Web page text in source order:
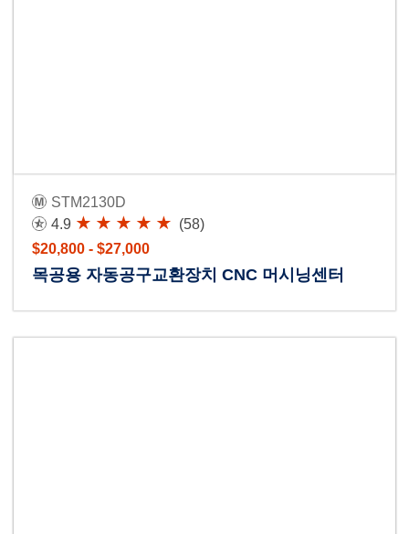
STM2130D
4.9
(58)
$20,800 - $27,000
목공용 자동공구교환장치 CNC 머시닝센터